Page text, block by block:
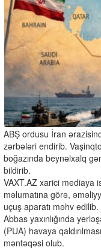
ABŞ ordusu İran
zərbələri endirib.
boğazında beynəlxalq
bildirib.
VAXT.AZ xarici mediaya
məlumatına görə,
uçuş aparatı məhv
Abbas yaxınlığında
(PUA) havaya
məntəqəsi olub.